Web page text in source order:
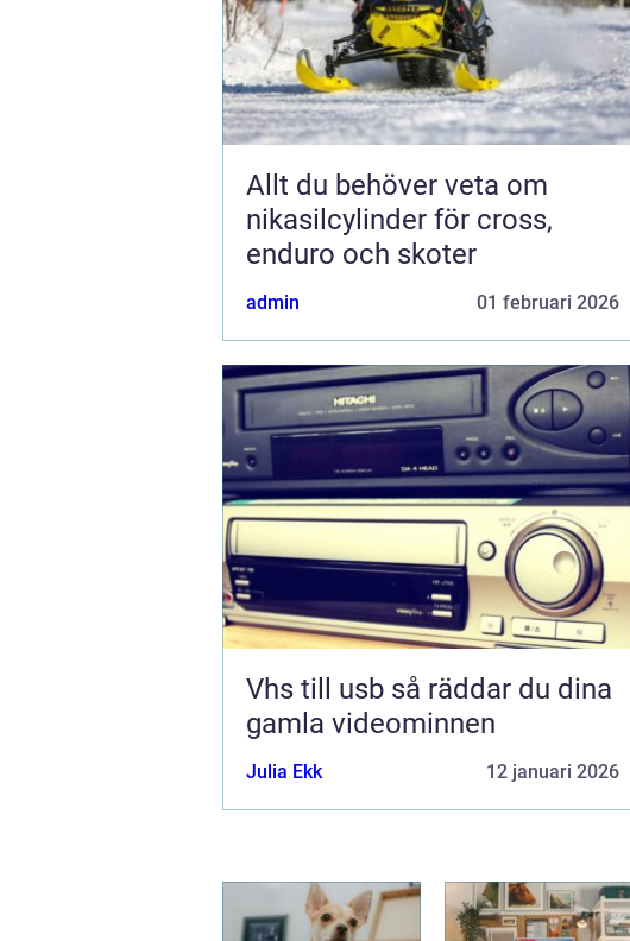
Allt du behöver veta om
nikasilcylinder för cross,
enduro och skoter
admin 01 februari 2026
Vhs till usb så räddar du dina
gamla videominnen
Julia Ekk 12 januari 2026